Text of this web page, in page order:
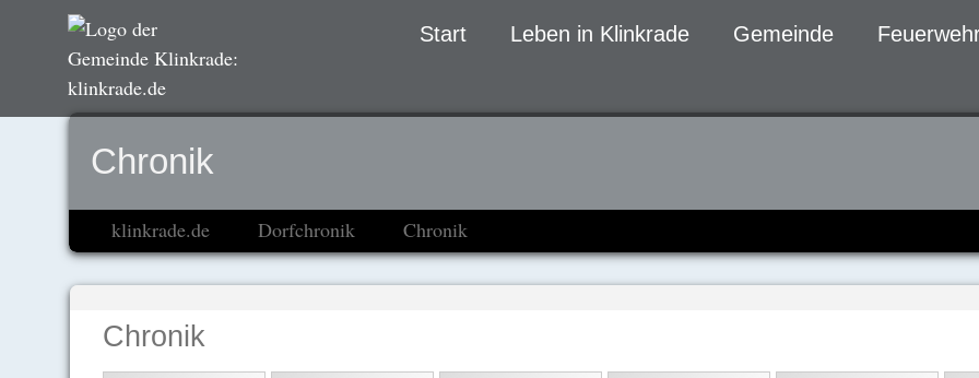
Navigation
Start Leben in Klinkrade Gemeinde
Chronik
klinkrade.de Dorfchronik Chronik
Chronik